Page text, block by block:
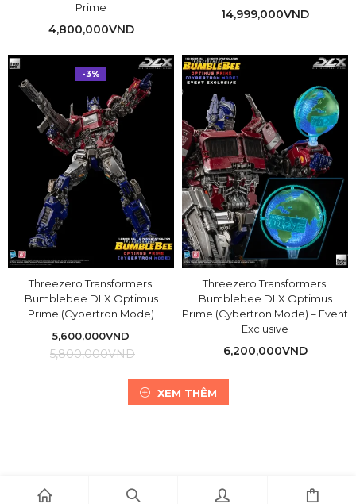
Prime
4,800,000VND
14,999,000VND
-3%
Threezero Transformers:
Bumblebee DLX Optimus
Prime (Cybertron Mode)
5,600,000VND
5,800,000VND
Threezero Transformers:
Bumblebee DLX Optimus
Prime (Cybertron Mode) – Event
Exclusive
6,200,000VND
XEM THÊM